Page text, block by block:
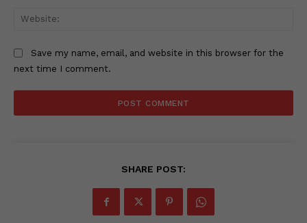
Save my name, email, and website in this browser for the
next time I comment.
SHARE POST: